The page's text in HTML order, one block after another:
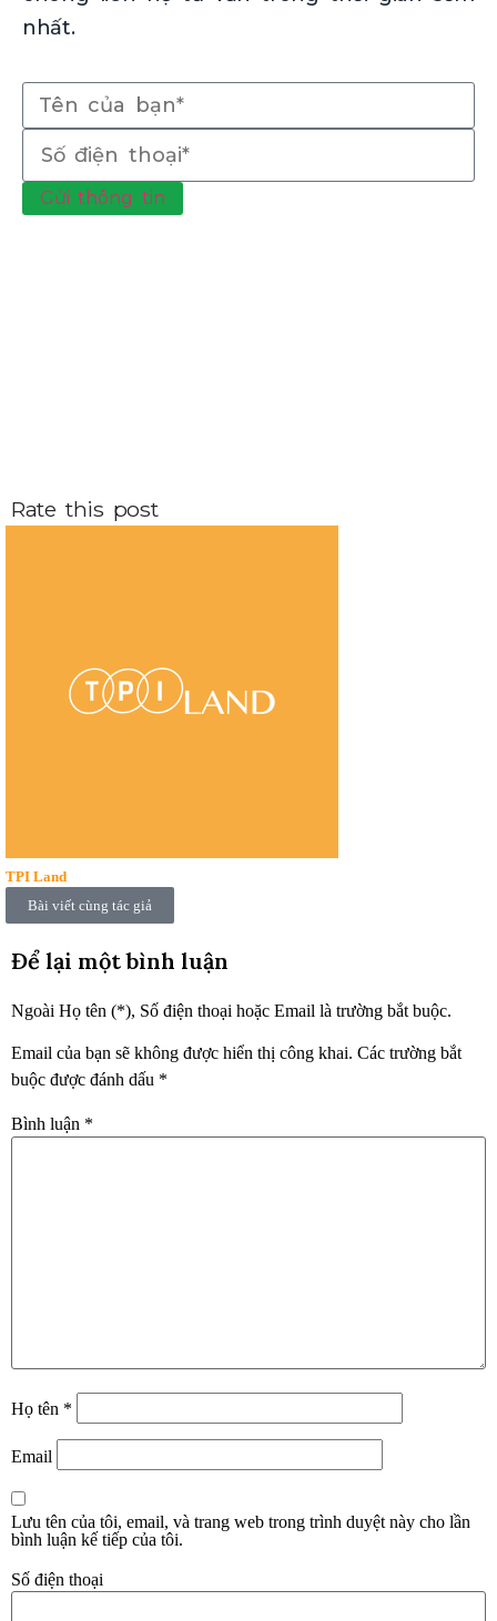
nhất.
Gửi thông tin
Rate this post
TPI Land
Bài viết cùng tác giả
Để lại một bình luận
Ngoài Họ tên (*), Số điện thoại hoặc Email là trường bắt buộc.
Email của bạn sẽ không được hiển thị công khai. Các trường bắt
buộc được đánh dấu *
Bình luận *
Họ tên *
Email
Lưu tên của tôi, email, và trang web trong trình duyệt này cho lần
bình luận kế tiếp của tôi.
Số điện thoại